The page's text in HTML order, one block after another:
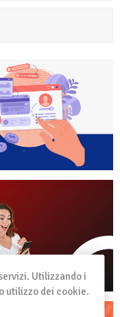
Utilizzando i
utilizzo dei cookie.